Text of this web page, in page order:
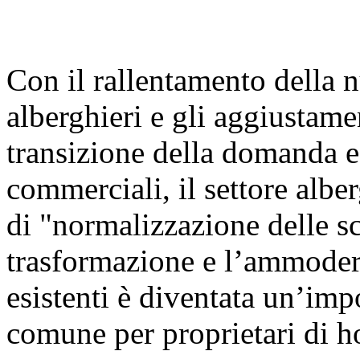
Con il rallentamento della
alberghieri e gli
transizione della
commerciali, il settore
di "normalizzazione delle
trasformazione e
esistenti è diventata
comune per proprietari di